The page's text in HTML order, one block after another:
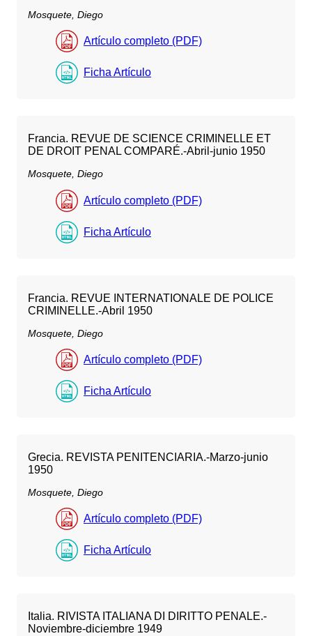
Mosquete, Diego
Artículo completo (PDF)
Ficha Artículo
Francia. REVUE DE SCIENCE CRIMINELLE ET
DE DROIT PENAL COMPARÉ.-Abril-junio 1950
Mosquete, Diego
Artículo completo (PDF)
Ficha Artículo
Francia. REVUE INTERNATIONALE DE POLICE
CRIMINELLE.-Abril 1950
Mosquete, Diego
Artículo completo (PDF)
Ficha Artículo
Grecia. REVISTA PENITENCIARIA.-Marzo-junio
1950
Mosquete, Diego
Artículo completo (PDF)
Ficha Artículo
Italia. RIVISTA ITALIANA DI DIRITTO PENALE.-
Noviembre-diciembre 1949